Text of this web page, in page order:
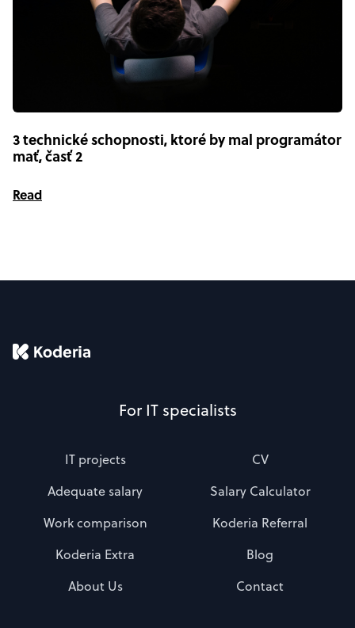
3 technické schopnosti, ktoré by mal programátor
mať, časť 2
Read
For IT specialists
IT projects
CV
Adequate salary
Salary Calculator
Work comparison
Koderia Referral
Koderia Extra
Blog
About Us
Contact